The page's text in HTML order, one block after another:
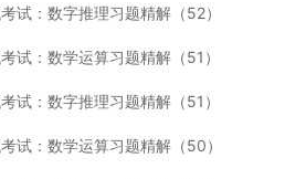
试：数字推理习题精解（52）
试：数学运算习题精解（51）
试：数字推理习题精解（51）
试：数学运算习题精解（50）